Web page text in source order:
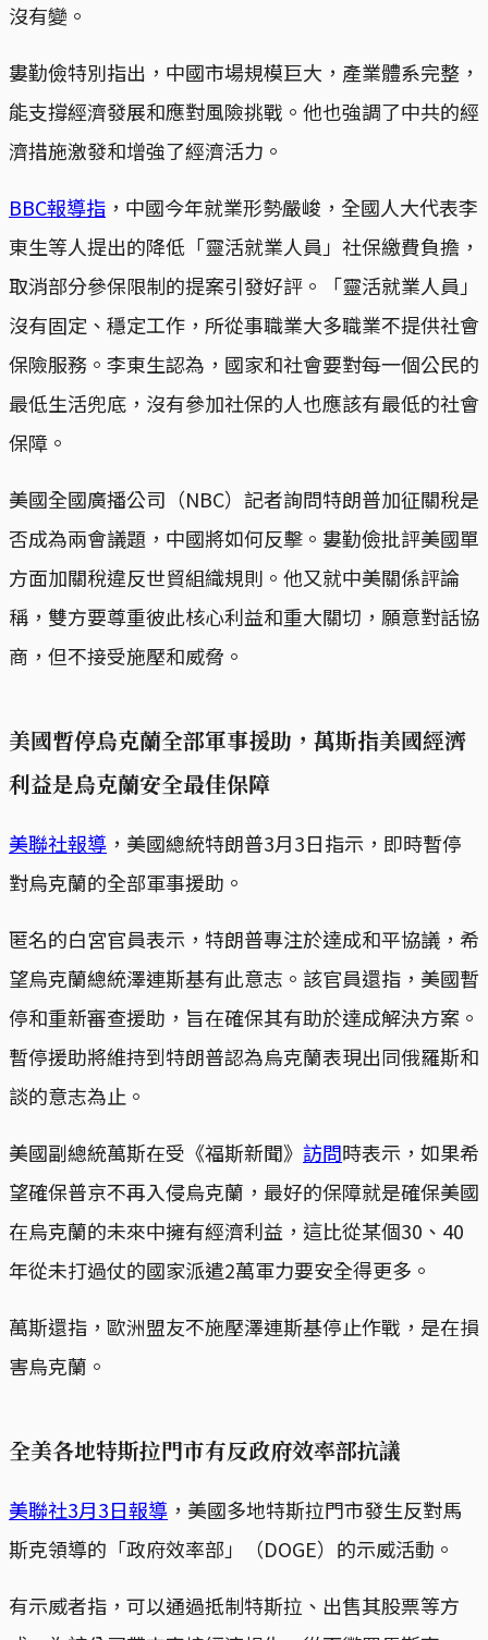
沒有變。
婁勤儉特別指出，中國市場規模巨大，產業體系完整，
能支撐經濟發展和應對風險挑戰。他也強調了中共的經
濟措施激發和增強了經濟活力。
BBC報導指 ，中國今年就業形勢嚴峻，全國人大代表李
東生等人提出的降低「靈活就業人員」社保繳費負擔，
取消部分參保限制的提案引發好評。「靈活就業人員」
沒有固定、穩定工作，所從事職業大多職業不提供社會
保險服務。李東生認為，國家和社會要對每一個公民的
最低生活兜底，沒有參加社保的人也應該有最低的社會
保障。
美國全國廣播公司（NBC）記者詢問特朗普加征關稅是
否成為兩會議題，中國將如何反擊。婁勤儉批評美國單
方面加關稅違反世貿組織規則。他又就中美關係評論
稱，雙方要尊重彼此核心利益和重大關切，願意對話協
商，但不接受施壓和威脅。
美國暫停烏克蘭全部軍事援助，萬斯指美國經濟
利益是烏克蘭安全最佳保障
美聯社報導 ，美國總統特朗普3月3日指示，即時暫停
對烏克蘭的全部軍事援助。
匿名的白宮官員表示，特朗普專注於達成和平協議，希
望烏克蘭總統澤連斯基有此意志。該官員還指，美國暫
停和重新審查援助，旨在確保其有助於達成解決方案。
暫停援助將維持到特朗普認為烏克蘭表現出同俄羅斯和
談的意志為止。
美國副總統萬斯在受《福斯新聞》 訪問時表示，如果希
望確保普京不再入侵烏克蘭，最好的保障就是確保美國
在烏克蘭的未來中擁有經濟利益，這比從某個30、40
年從未打過仗的國家派遣2萬軍力要安全得更多。
萬斯還指，歐洲盟友不施壓澤連斯基停止作戰，是在損
害烏克蘭。
全美各地特斯拉門市有反政府效率部抗議
美聯社3月3日報導 ，美國多地特斯拉門市發生反對馬
斯克領導的「政府效率部」（DOGE）的示威活動。
有示威者指，可以通過抵制特斯拉、出售其股票等方